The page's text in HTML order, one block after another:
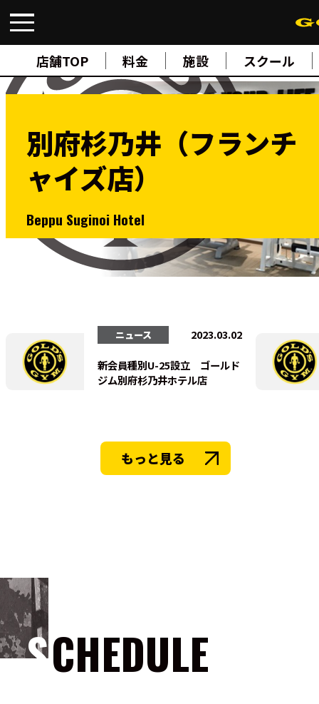
店舗TOP 料金 施設 スクール
FIND A GYM 店舗検索
ABOUTゴールドジムについて
SCHOOL スクール
STUDIO スタジオ
JOIN
NEWSニュース
SHOPオンラインストア
別府杉乃井（フランチ
ャイズ店）
Beppu Suginoi Hotel
ニュース 2023.03.02
新会員種別U-25設立 ゴールド
ジム別府杉乃井ホテル店
もっと見る
SCHEDULE